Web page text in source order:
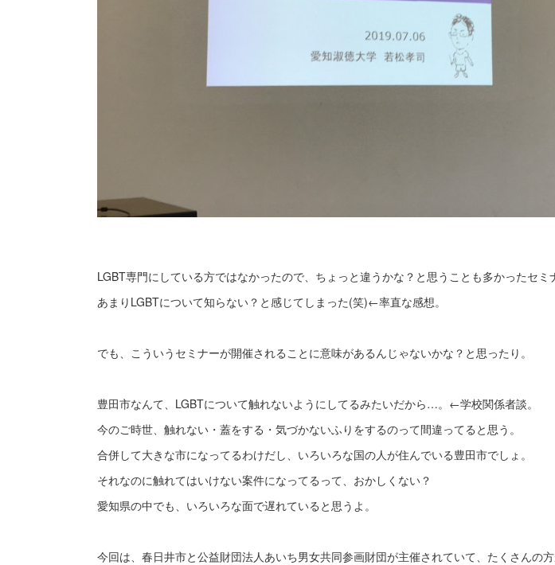
LGBT専門にしている方ではなかったので、ちょっと違うかな？と思うことも多かったセミ
あまりLGBTについて知らない？と感じてしまった(笑)←率直な感想。
でも、こういうセミナーが開催されることに意味があるんじゃないかな？と思ったり。
豊田市なんて、LGBTについて触れないようにしてるみたいだから…。←学校関係者談。
今のご時世、触れない・蓋をする・気づかないふりをするのって間違ってると思う。
合併して大きな市になってるわけだし、いろいろな国の人が住んでいる豊田市でしょ。
それなのに触れてはいけない案件になってるって、おかしくない？
愛知県の中でも、いろいろな面で遅れていると思うよ。
今回は、春日井市と公益財団法人あいち男女共同参画財団が主催されていて、たくさんの方